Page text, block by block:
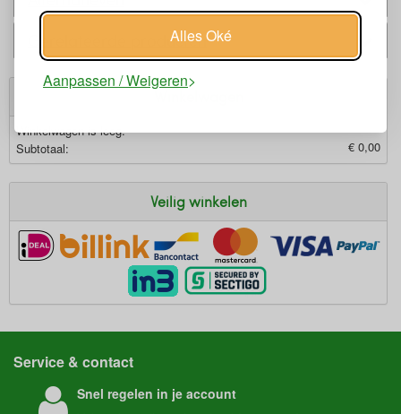
Alles Oké
Aanpassen / Weigeren
Gerelateerde producten
Winkelwagen is leeg.
Subtotaal:
€ 0,00
Veilig winkelen
Service & contact
Snel regelen in je account